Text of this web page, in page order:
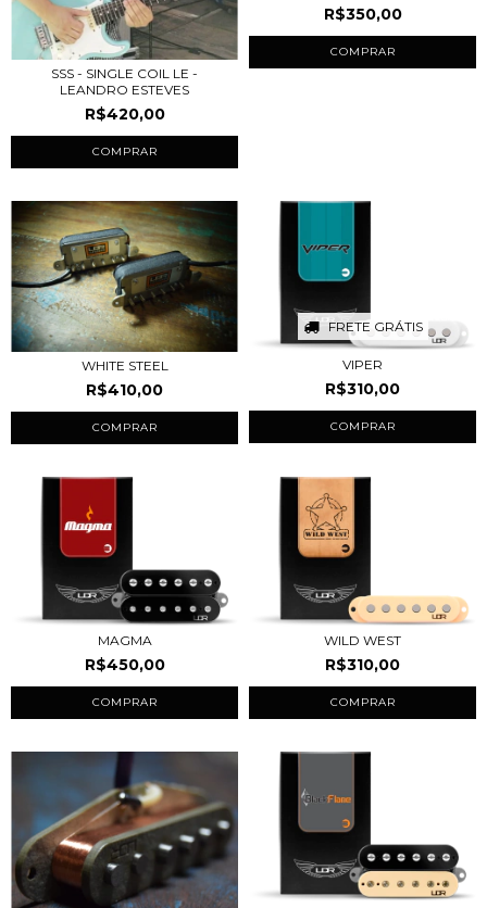
SSS - SINGLE COIL LE -
LEANDRO ESTEVES
R$420,00
COMPRAR
R$350,00
COMPRAR
WHITE STEEL
R$410,00
COMPRAR
FRETE GRÁTIS
VIPER
R$310,00
COMPRAR
MAGMA
R$450,00
COMPRAR
WILD WEST
R$310,00
COMPRAR